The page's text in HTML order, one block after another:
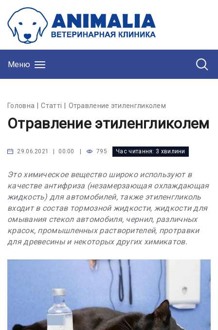
Меню
Головна Статті Отравление этиленгликолем
Отравление этиленгликолем
29.06.2021 | 00:00 795 Час читання: 3 хвилини
Это химическое вещество широко используют в
качестве антифриза (незамерзающая охлаждающая
жидкость) для автомобилей, также этиленгликоль
входит в состав тормозной жидкости, жидкости для
омывания стекол автомобиля, чернил, различных
красок, промышленных растворителей, протравки
для древесины и некоторых других химикатов.